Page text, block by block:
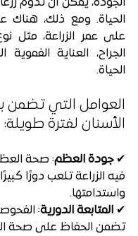
الحياة.
العوامل التي تضمن
الأسنان لفترة طويلة:
✔ جودة العظم: صحة
فيه الزراعة تلعب دورًا
واستدامتها.
✔ المتابعة الدورية:
تضمن الحفاظ على صحة